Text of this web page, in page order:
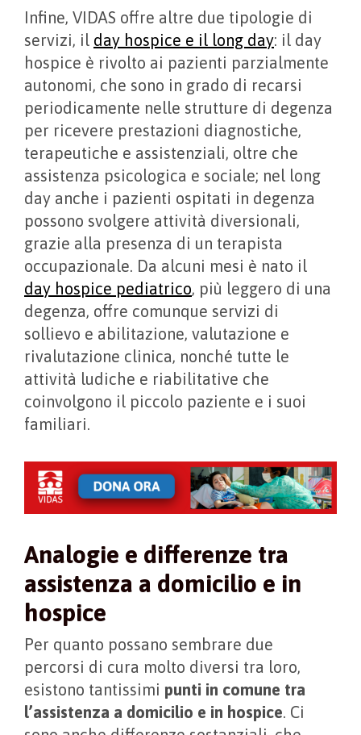
Infine, VIDAS offre altre due tipologie di
servizi, il day hospice e il long day: il day
hospice è rivolto ai pazienti parzialmente
autonomi, che sono in grado di recarsi
periodicamente nelle strutture di degenza
per ricevere prestazioni diagnostiche,
terapeutiche e assistenziali, oltre che
assistenza psicologica e sociale; nel long
day anche i pazienti ospitati in degenza
possono svolgere attività diversionali,
grazie alla presenza di un terapista
occupazionale. Da alcuni mesi è nato il
day hospice pediatrico, più leggero di una
degenza, offre comunque servizi di
sollievo e abilitazione, valutazione e
rivalutazione clinica, nonché tutte le
attività ludiche e riabilitative che
coinvolgono il piccolo paziente e i suoi
familiari.
Analogie e differenze tra
assistenza a domicilio e in
hospice
Per quanto possano sembrare due
percorsi di cura molto diversi tra loro,
esistono tantissimi punti in comune tra
l’assistenza a domicilio e in hospice. Ci